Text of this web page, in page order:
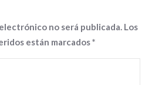
no será publicada. Los
están marcados*